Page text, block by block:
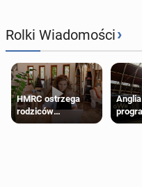
Rolki Wiadomości›
HMRC ostrzega
rodziców
pobierających Child